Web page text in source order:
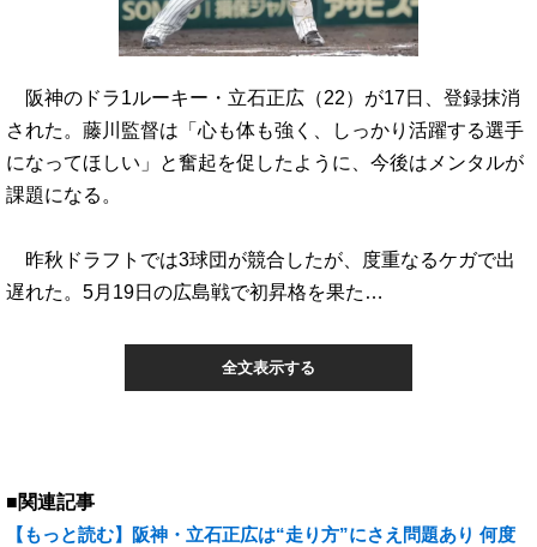
阪神のドラ1ルーキー・立石正広（22）が17日、登録抹消
された。藤川監督は「心も体も強く、しっかり活躍する選手
になってほしい」と奮起を促したように、今後はメンタルが
課題になる。
昨秋ドラフトでは3球団が競合したが、度重なるケガで出
遅れた。5月19日の広島戦で初昇格を果た…
全文表示する
■関連記事
【もっと読む】阪神・立石正広は“走り方”にさえ問題あり 何度